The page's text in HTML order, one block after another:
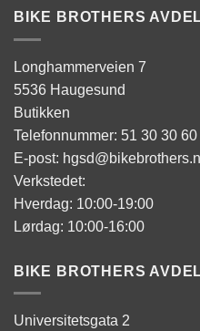
BIKE BROTHERS
Longhammerveien 7
5536 Haugesund
Butikken
Telefonnummer: 51 30 30 60
E-post:
Verkstedet:
Hverdag: 10:00-19:00
Lørdag: 10:00-16:00
BIKE BROTHERS
Universitetsgata 2